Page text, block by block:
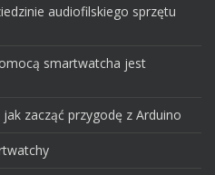
audiofilskiego sprzętu
smartwatcha jest
zacząć przygodę z Arduino